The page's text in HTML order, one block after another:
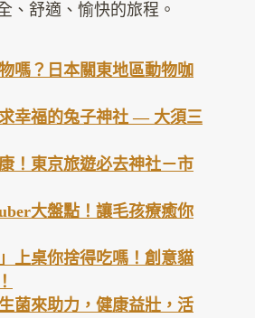
、舒適、愉快的旅程。
嗎？日本關東地區動物咖
幸福的兔子神社 — 大須三
！東京旅遊必去神社－市
大盤點！讓毛孩療癒你
上桌你捨得吃嗎！創意貓
菌來助力，健康益壯，活